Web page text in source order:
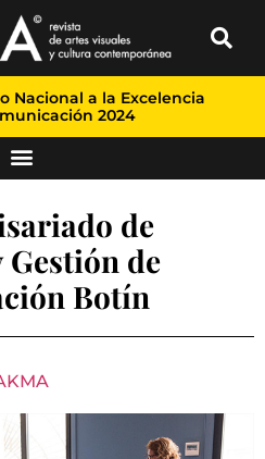
Nacional a la Excelencia
2024
de
Gestión de
Botín